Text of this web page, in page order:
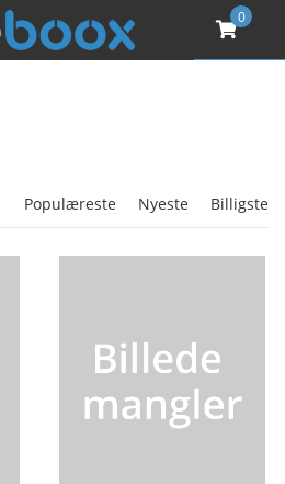
0
Populæreste Nyeste Billigste